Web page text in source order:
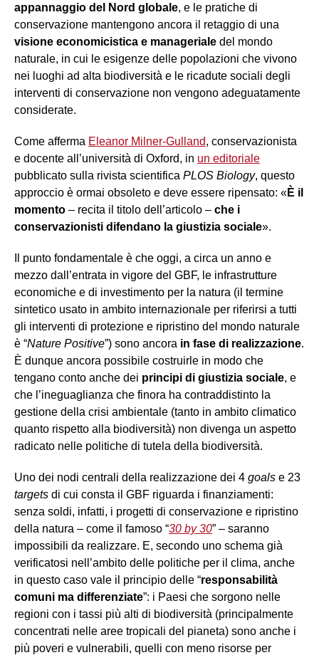
appannaggio del Nord globale, e le pratiche di
conservazione mantengono ancora il retaggio di una
visione economicistica e manageriale del mondo
naturale, in cui le esigenze delle popolazioni che vivono
nei luoghi ad alta biodiversità e le ricadute sociali degli
interventi di conservazione non vengono adeguatamente
considerate.
Come afferma Eleanor Milner-Gulland, conservazionista
e docente all’università di Oxford, in un editoriale
pubblicato sulla rivista scientifica PLOS Biology, questo
approccio è ormai obsoleto e deve essere ripensato: «È il
momento – recita il titolo dell’articolo – che i
conservazionisti difendano la giustizia sociale».
Il punto fondamentale è che oggi, a circa un anno e
mezzo dall’entrata in vigore del GBF, le infrastrutture
economiche e di investimento per la natura (il termine
sintetico usato in ambito internazionale per riferirsi a tutti
gli interventi di protezione e ripristino del mondo naturale
è “Nature Positive”) sono ancora in fase di realizzazione.
È dunque ancora possibile costruirle in modo che
tengano conto anche dei principi di giustizia sociale, e
che l’ineguaglianza che finora ha contraddistinto la
gestione della crisi ambientale (tanto in ambito climatico
quanto rispetto alla biodiversità) non divenga un aspetto
radicato nelle politiche di tutela della biodiversità.
Uno dei nodi centrali della realizzazione dei 4 goals e 23
targets di cui consta il GBF riguarda i finanziamenti:
senza soldi, infatti, i progetti di conservazione e ripristino
della natura – come il famoso “30 by 30” – saranno
impossibili da realizzare. E, secondo uno schema già
verificatosi nell’ambito delle politiche per il clima, anche
in questo caso vale il principio delle “responsabilità
comuni ma differenziate”: i Paesi che sorgono nelle
regioni con i tassi più alti di biodiversità (principalmente
concentrati nelle aree tropicali del pianeta) sono anche i
più poveri e vulnerabili, quelli con meno risorse per